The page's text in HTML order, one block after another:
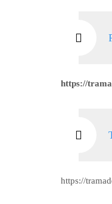
https://
https://